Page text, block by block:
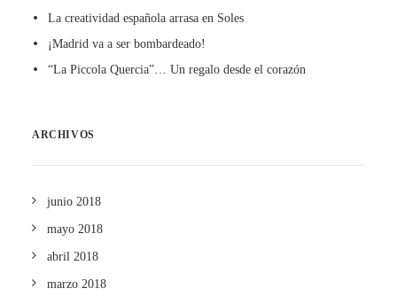
La creatividad española arrasa en Soles
¡Madrid va a ser bombardeado!
“La Piccola Quercia”… Un regalo desde el corazón
ARCHIVOS
junio 2018
mayo 2018
abril 2018
marzo 2018